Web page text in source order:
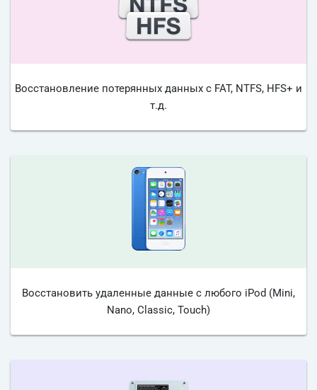
Восстановление потерянных данных с FAT, NTFS, HFS+ и
т.д.
Восстановить удаленные данные с любого iPod (Mini,
Nano, Classic, Touch)